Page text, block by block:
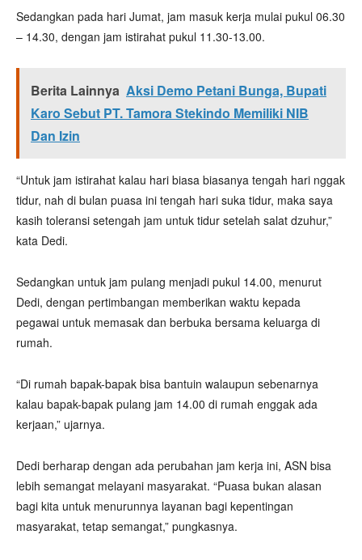
Sedangkan pada hari Jumat, jam masuk kerja mulai pukul 06.30
– 14.30, dengan jam istirahat pukul 11.30-13.00.
Berita Lainnya Aksi Demo Petani Bunga, Bupati
Karo Sebut PT. Tamora Stekindo Memiliki NIB
Dan Izin
“Untuk jam istirahat kalau hari biasa biasanya tengah hari nggak
tidur, nah di bulan puasa ini tengah hari suka tidur, maka saya
kasih toleransi setengah jam untuk tidur setelah salat dzuhur,”
kata Dedi.
Sedangkan untuk jam pulang menjadi pukul 14.00, menurut
Dedi, dengan pertimbangan memberikan waktu kepada
pegawai untuk memasak dan berbuka bersama keluarga di
rumah.
“Di rumah bapak-bapak bisa bantuin walaupun sebenarnya
kalau bapak-bapak pulang jam 14.00 di rumah enggak ada
kerjaan,” ujarnya.
Dedi berharap dengan ada perubahan jam kerja ini, ASN bisa
lebih semangat melayani masyarakat. “Puasa bukan alasan
bagi kita untuk menurunnya layanan bagi kepentingan
masyarakat, tetap semangat,” pungkasnya.